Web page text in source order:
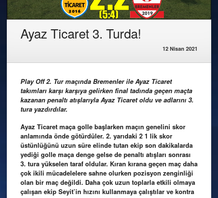
Ayaz Ticaret 3. Turda!
12 Nisan 2021
Play Off 2. Tur maçında Bremenler ile Ayaz Ticaret
takımları karşı karşıya gelirken final tadında geçen maçta
kazanan penaltı atışlarıyla Ayaz Ticaret oldu ve adlarını 3.
tura yazdırdılar.
Ayaz Ticaret maça golle başlarken maçın genelini skor
anlamında önde götürdüler. 2. yarıdaki 2 1 lik skor
üstünlüğünü uzun süre elinde tutan ekip son dakikalarda
yediği golle maça denge gelse de penaltı atışları sonrası
3. tura yükselen taraf oldular. Kıran kırana geçen maç daha
çok ikili mücadelelere sahne olurken pozisyon zenginliği
olan bir maç değildi. Daha çok uzun toplarla etkili olmaya
çalışan ekip Seyit’in hızını kullanmaya çalıştılar ve kontra